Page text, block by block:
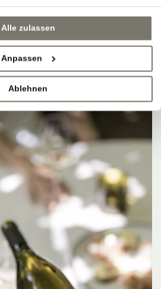
Alle zulassen
Anpassen
Ablehnen